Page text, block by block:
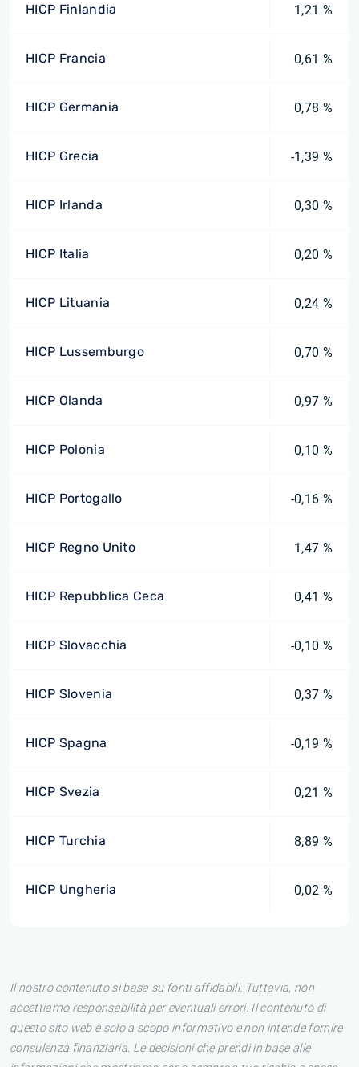
HICP Finlandia 1,21 %
HICP Francia 0,61 %
HICP Germania 0,78 %
HICP Grecia -1,39 %
HICP Irlanda 0,30 %
HICP Italia 0,20 %
HICP Lituania 0,24 %
HICP Lussemburgo 0,70 %
HICP Olanda 0,97 %
HICP Polonia 0,10 %
HICP Portogallo -0,16 %
HICP Regno Unito 1,47 %
HICP Repubblica Ceca 0,41 %
HICP Slovacchia -0,10 %
HICP Slovenia 0,37 %
HICP Spagna -0,19 %
HICP Svezia 0,21 %
HICP Turchia 8,89 %
HICP Ungheria 0,02 %
Il nostro contenuto si basa su fonti affidabili. Tuttavia, non
accettiamo responsabilità per eventuali errori. Il contenuto di
questo sito web è solo a scopo informativo e non intende fornire
consulenza finanziaria. Le decisioni che prendi in base alle